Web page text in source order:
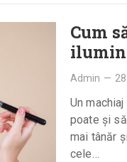
Cum
Admin —
Un
poate și
mai tânăr
cele…